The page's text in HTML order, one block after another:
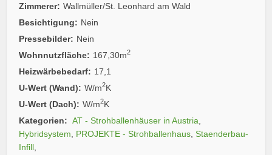
Zimmerer: Wallmüller/St. Leonhard am Wald
Besichtigung: Nein
Pressebilder: Nein
Wohnnutzfläche: 167,30m2
Heizwärbebedarf: 17,1
U-Wert (Wand): W/m2K
U-Wert (Dach): W/m2K
Kategorien: AT - Strohballenhäuser in Austria
Hybridsystem
PROJEKTE - Strohballenhaus ,Staenderbau-
Infill